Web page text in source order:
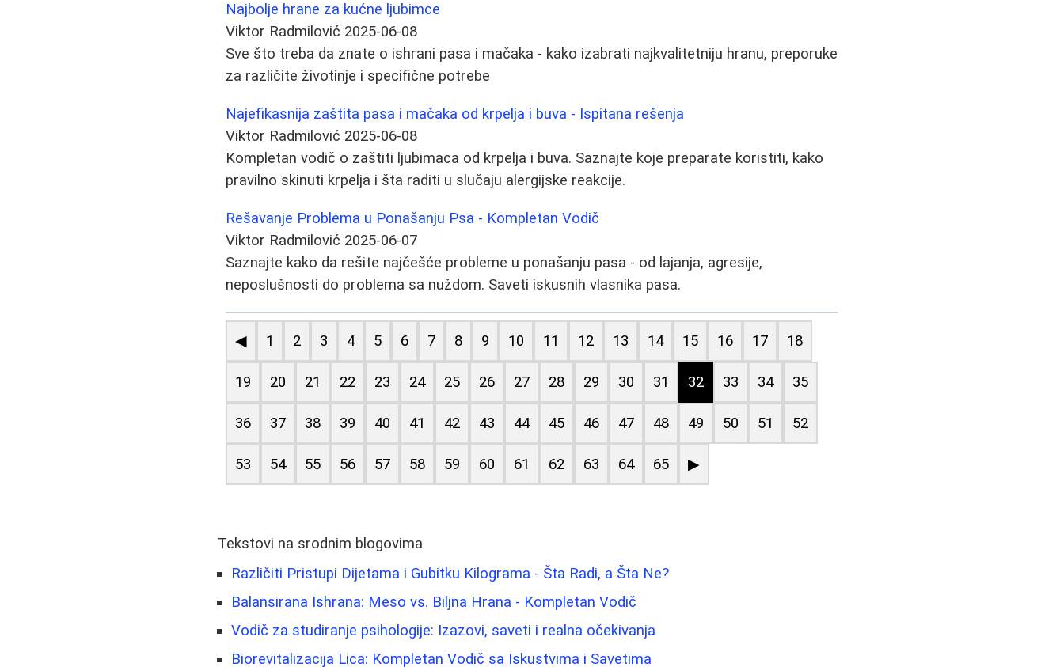
Najbolje hrane za kućne ljubimce
Viktor Radmilović 2025-06-08
Sve što treba da znate o ishrani pasa i mačaka - kako izabrati najkvalitetniju hranu, preporuke
za različite životinje i specifične potrebe
Najefikasnija zaštita pasa i mačaka od krpelja i buva - Ispitana rešenja
Viktor Radmilović 2025-06-08
Kompletan vodič o zaštiti ljubimaca od krpelja i buva. Saznajte koje preparate koristiti, kako
pravilno skinuti krpelja i šta raditi u slučaju alergijske reakcije.
Rešavanje Problema u Ponašanju Psa - Kompletan Vodič
Viktor Radmilović 2025-06-07
Saznajte kako da rešite najčešće probleme u ponašanju pasa - od lajanja, agresije,
neposlušnosti do problema sa nuždom. Saveti iskusnih vlasnika pasa.
◀ 1 2 3 4 5 6 7 8 9 10 11 12 13 14 15 16 17 18
19 20 21 22 23 24 25 26 27 28 29 30 31 32 33 34 35
36 37 38 39 40 41 42 43 44 45 46 47 48 49 50 51 52
53 54 55 56 57 58 59 60 61 62 63 64 65 ▶
Tekstovi na srodnim blogovima
Različiti Pristupi Dijetama i Gubitku Kilograma - Šta Radi, a Šta Ne?
Balansirana Ishrana: Meso vs. Biljna Hrana - Kompletan Vodič
Vodič za studiranje psihologije: Izazovi, saveti i realna očekivanja
Biorevitalizacija Lica: Kompletan Vodič sa Iskustvima i Savetima